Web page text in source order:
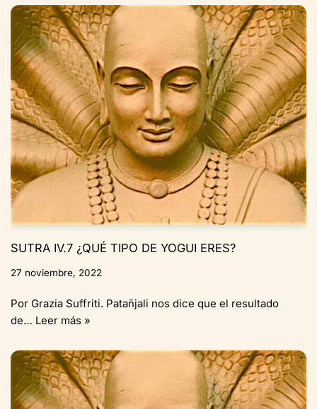
SUTRA IV.7 ¿QUÉ TIPO DE YOGUI ERES?
27 noviembre, 2022
Por Grazia Suffriti. Patañjali nos dice que el resultado
de… Leer más »